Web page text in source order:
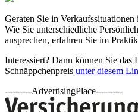
Geraten Sie in
Wie Sie unterschiedliche
ansprechen, erfahren Sie im
Interessiert? Dann können Sie das
Schnäppchenpreis unter diesem
---------AdvertisingPlace---------